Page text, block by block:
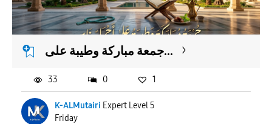
جمعة مباركة وطيبة على...
K-ALMutairi Expert Level 5
Friday
33 0 1